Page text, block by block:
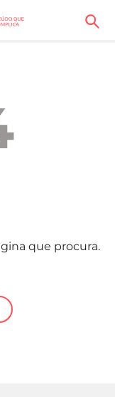
que procura.